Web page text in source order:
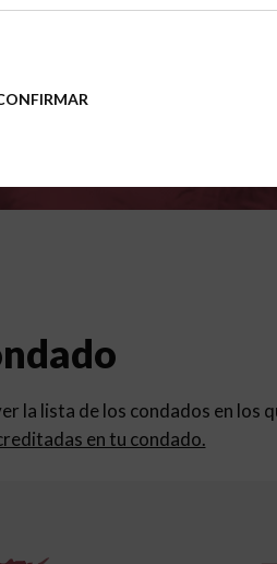
la lista de los condados en los
en tu condado.